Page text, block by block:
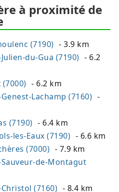
à proximité de
(7190) - 3.9 km
du-Gua (7190) - 6.2
- 6.2 km
Lachamp (7160) -
(7190) - 6.4 km
les-Eaux (7190) - 6.6 km
(7000) - 7.9 km
de-Montagut
(7160) - 8.4 km